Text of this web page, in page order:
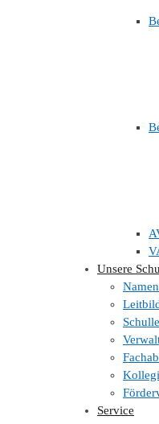
Unsere
Service
Gewerbliche Schule